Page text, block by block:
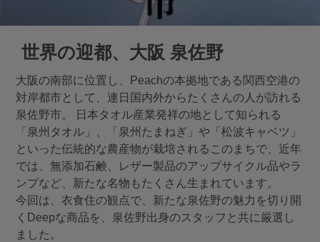
世界の迎都、大阪 泉佐野
大阪の南部に位置し、Peachの本拠地である関西空港の
対岸都市として、連日国内外からたくさんの人が訪れる
泉佐野市。 日本タオル産業発祥の地として知られる
「泉州タオル」、「泉州たまねぎ」や「松波キャベツ」
といった伝統的な農産物が栽培されるこのまちで、近年
では、無添加石鹸、レザー製品のアップサイクル品やラ
ンプなど、新たな名物もたくさん生まれています。
今回は、衣食住の観点で、新たな泉佐野の魅力を切り開
くDeepな商品を、泉佐野出身のスタッフと共に厳選し
ました。